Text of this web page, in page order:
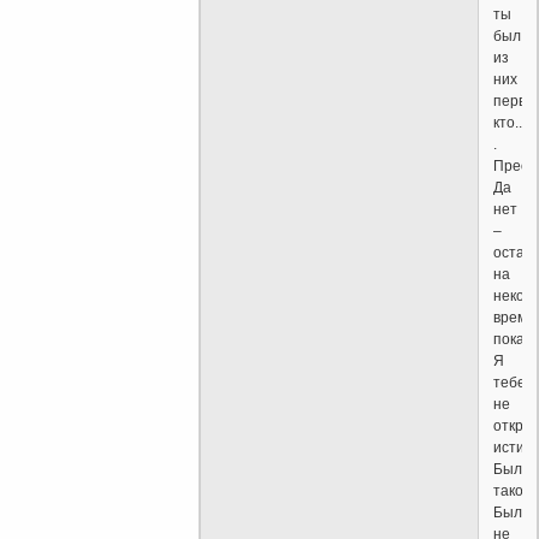
ты
был
из
них
кто...
.
Да
нет
–
на
время,
пока
Я
тебе
не
Было
такое?
Было,
не